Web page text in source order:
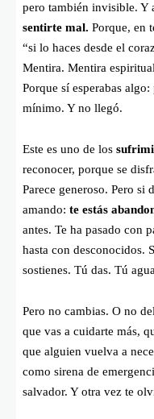
pero también invisible. Y
sentirte mal. Porque, en
“si lo haces desde el
Mentira. Mentira
Porque sí esperabas
mínimo. Y no llegó.
Este es uno de los
reconocer, porque se
Parece generoso. Pero si
amando: te estás
antes. Te ha pasado con
hasta con desconocidos.
sostienes. Tú das. Tú
Pero no cambias. O no
que vas a cuidarte más,
que alguien vuelva a
como sirena de
salvador. Y otra vez te